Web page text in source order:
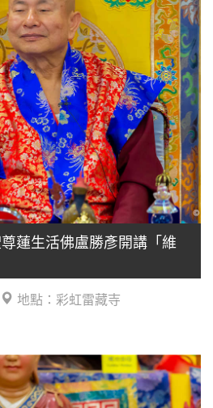
蓮生活佛盧勝彥開講「維
地點：彩虹雷藏寺